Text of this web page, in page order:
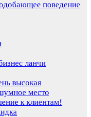
поведение
ланчи
высокая
место
к клиентам!